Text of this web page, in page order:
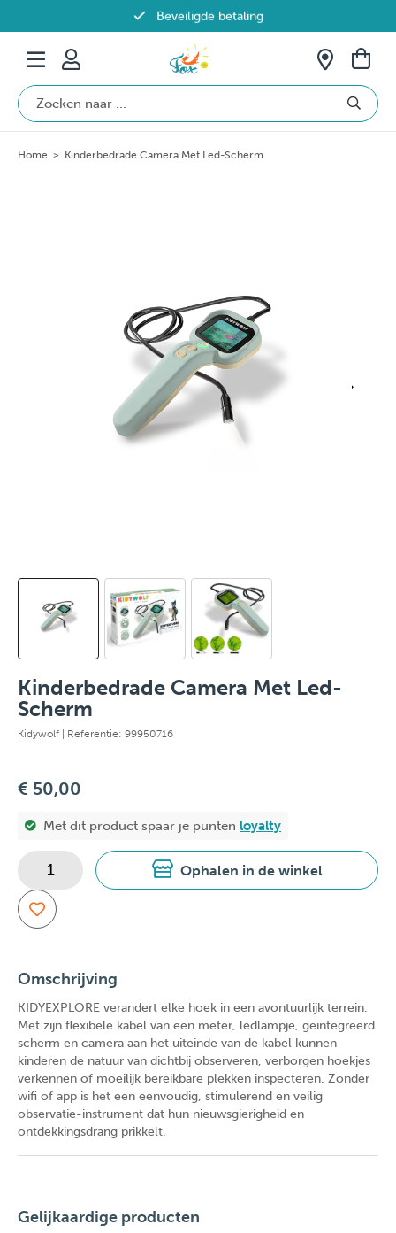
Beveiligde betaling
Gratis verzending vanaf €69 in België
Home > Kinderbedrade Camera Met Led-Scherm
Kinderbedrade Camera Met Led-
Scherm
Kidywolf | Referentie: 99950716
€ 50,00
Met dit product spaar je punten loyalty
Ophalen in de winkel
Omschrijving
KIDYEXPLORE verandert elke hoek in een avontuurlijk terrein.
Met zijn flexibele kabel van een meter, ledlampje, geïntegreerd
scherm en camera aan het uiteinde van de kabel kunnen
kinderen de natuur van dichtbij observeren, verborgen hoekjes
verkennen of moeilijk bereikbare plekken inspecteren. Zonder
wifi of app is het een eenvoudig, stimulerend en veilig
observatie-instrument dat hun nieuwsgierigheid en
ontdekkingsdrang prikkelt.
Gelijkaardige producten